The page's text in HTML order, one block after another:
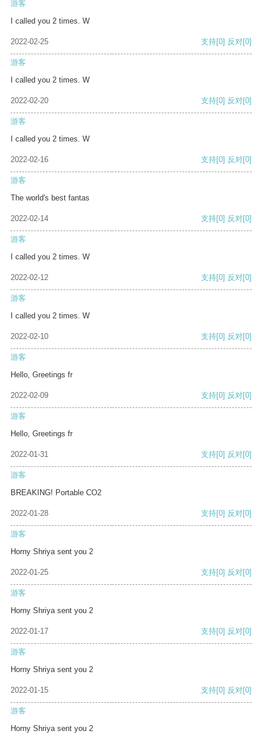
游客
I called you 2 times. W
2022-02-25 支持[0] 反对[0]
游客
I called you 2 times. W
2022-02-20 支持[0] 反对[0]
游客
I called you 2 times. W
2022-02-16 支持[0] 反对[0]
游客
The world's best fantas
2022-02-14 支持[0] 反对[0]
游客
I called you 2 times. W
2022-02-12 支持[0] 反对[0]
游客
I called you 2 times. W
2022-02-10 支持[0] 反对[0]
游客
Hello, Greetings fr
2022-02-09 支持[0] 反对[0]
游客
Hello, Greetings fr
2022-01-31 支持[0] 反对[0]
游客
BREAKING! Portable CO2
2022-01-28 支持[0] 反对[0]
游客
Horny Shriya sent you 2
2022-01-25 支持[0] 反对[0]
游客
Horny Shriya sent you 2
2022-01-17 支持[0] 反对[0]
游客
Horny Shriya sent you 2
2022-01-15 支持[0] 反对[0]
游客
Horny Shriya sent you 2